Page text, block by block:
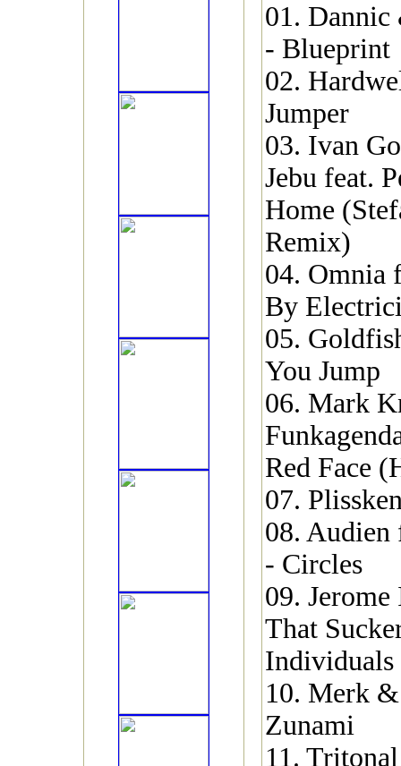
01.
- Blueprint
02.
Jumper
03. Ivan
Jebu feat.
Home
Remix)
04. Omnia
By
05.
You Jump
06. Mark
Red Face
07.
08. Audien
- Circles
09.
That
10. Merk
Zunami
11.